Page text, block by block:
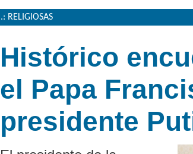
.: RELIGIOSAS
Histórico
el Papa
presidente